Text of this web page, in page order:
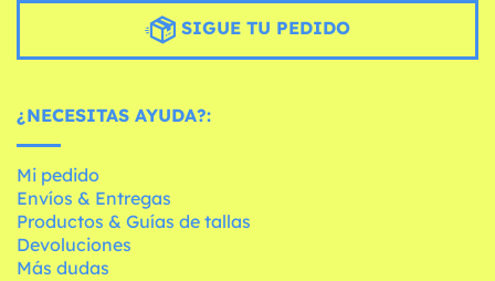
SIGUE TU PEDIDO
¿NECESITAS AYUDA?:
Mi pedido
Envíos & Entregas
Productos & Guías de tallas
Devoluciones
Más dudas